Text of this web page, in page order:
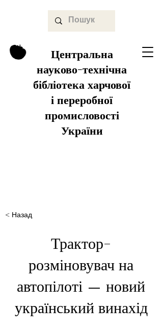
Центральна
науково-технічна
бібліотека харчової
і переробної
промисловості
України
< Назад
Трактор-
розміновувач на
автопілоті — новий
український винахід